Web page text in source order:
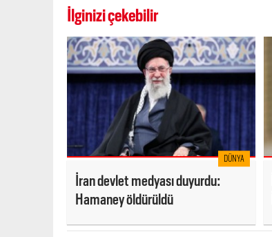
İlginizi çekebilir
DÜNYA
İran devlet medyası duyurdu:
Hamaney öldürüldü